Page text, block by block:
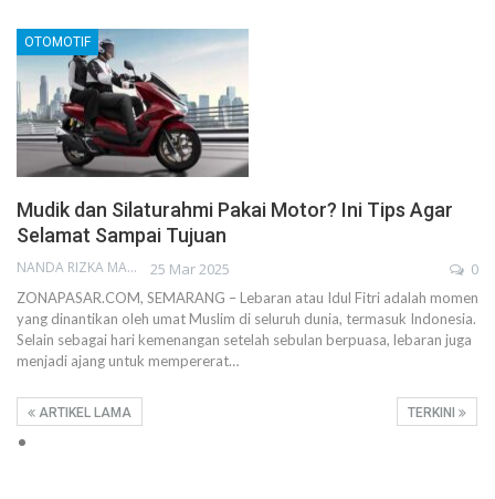
OTOMOTIF
Mudik dan Silaturahmi Pakai Motor? Ini Tips Agar
Selamat Sampai Tujuan
NANDA RIZKA MAHENDRA 25 Mar 2025 0
ZONAPASAR.COM, SEMARANG – Lebaran atau Idul Fitri adalah momen
yang dinantikan oleh umat Muslim di seluruh dunia, termasuk Indonesia.
Selain sebagai hari kemenangan setelah sebulan berpuasa, lebaran juga
menjadi ajang untuk mempererat…
ARTIKEL LAMA TERKINI